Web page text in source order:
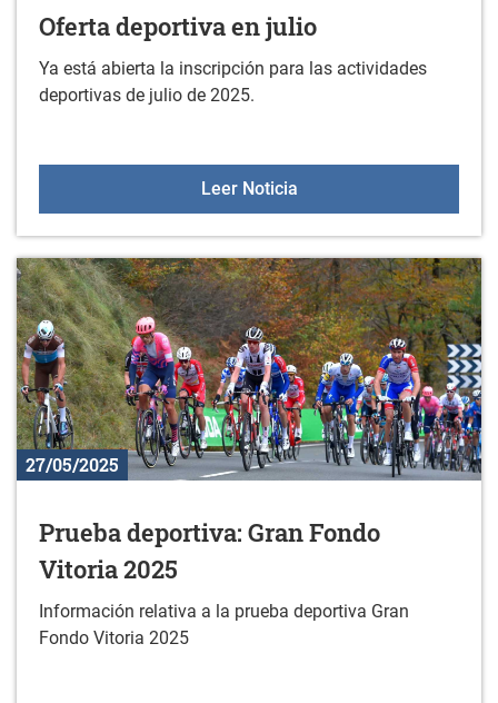
Oferta deportiva en julio
Ya está abierta la inscripción para las actividades
deportivas de julio de 2025.
Leer NoticiaOferta deportiva en julio
27/05/2025
Prueba deportiva: Gran Fondo
Vitoria 2025
Información relativa a la prueba deportiva Gran
Fondo Vitoria 2025